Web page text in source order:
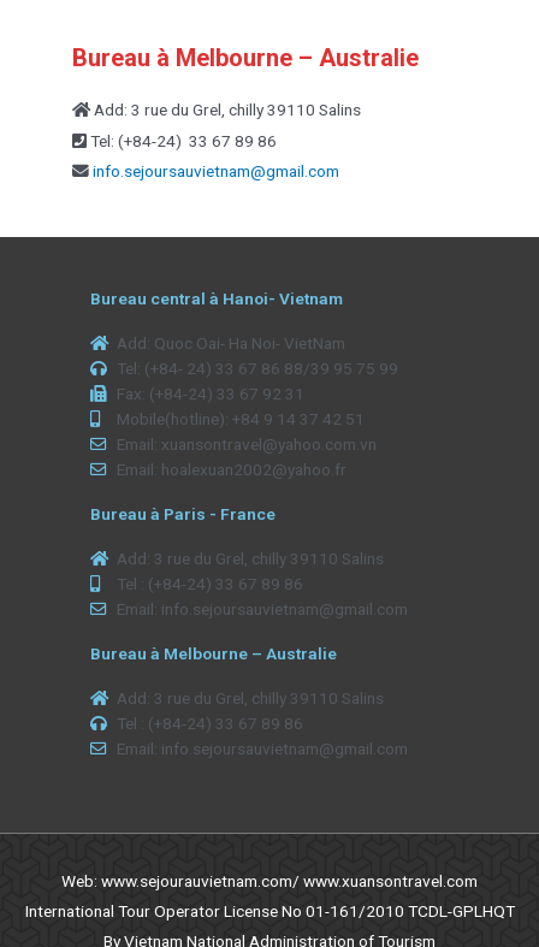
Bureau à Melbourne – Australie
Add: 3 rue du Grel, chilly 39110 Salins
Tel: (+84-24) 33 67 89 86
info.sejoursauvietnam@gmail.com
Bureau central à Hanoi- Vietnam
Add: Quoc Oai- Ha Noi- VietNam
Tel: (+84- 24) 33 67 86 88/39 95 75 99
Fax: (+84-24) 33 67 92 31
Mobile(hotline): +84 9 14 37 42 51
Email: xuansontravel@yahoo.com.vn
Email: hoalexuan2002@yahoo.fr
Bureau à Paris - France
Add: 3 rue du Grel, chilly 39110 Salins
Tel : (+84-24) 33 67 89 86
Email: info.sejoursauvietnam@gmail.com
Bureau à Melbourne – Australie
Add: 3 rue du Grel, chilly 39110 Salins
Tel : (+84-24) 33 67 89 86
Email: info.sejoursauvietnam@gmail.com
Web: www.sejourauvietnam.com/ www.xuansontravel.com
International Tour Operator License No 01-161/2010 TCDL-GPLHQT
By Vietnam National Administration of Tourism